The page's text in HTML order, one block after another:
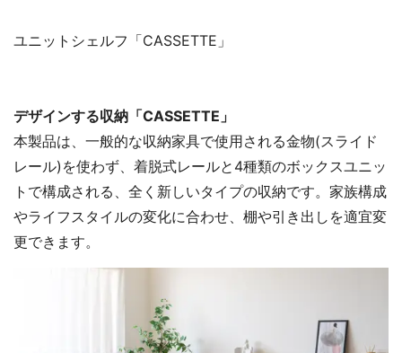
ユニットシェルフ「CASSETTE」
デザインする収納「CASSETTE」
本製品は、一般的な収納家具で使用される金物(スライド
レール)を使わず、着脱式レールと4種類のボックスユニッ
トで構成される、全く新しいタイプの収納です。家族構成
やライフスタイルの変化に合わせ、棚や引き出しを適宜変
更できます。